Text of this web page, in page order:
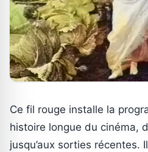
Ce fil rouge installe la
histoire longue du cinéma,
jusqu’aux sorties récentes.